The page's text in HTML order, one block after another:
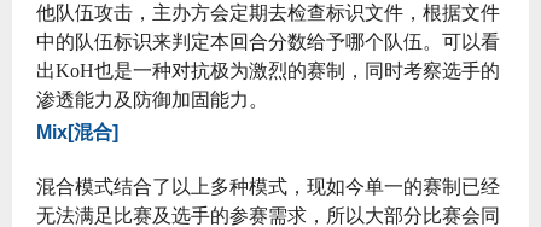
他队伍攻击，主办方会定期去检查标识文件，根据文件
中的队伍标识来判定本回合分数给予哪个队伍。可以看
出KoH也是一种对抗极为激烈的赛制，同时考察选手的
渗透能力及防御加固能力。
Mix[混合]
混合模式结合了以上多种模式，现如今单一的赛制已经
无法满足比赛及选手的参赛需求，所以大部分比赛会同